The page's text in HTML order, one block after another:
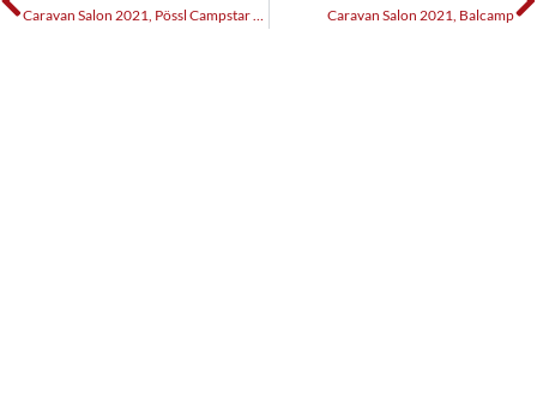
Caravan Salon 2021, Pössl Campstar & Vanstar Caravan Salon 2021, Balcamp